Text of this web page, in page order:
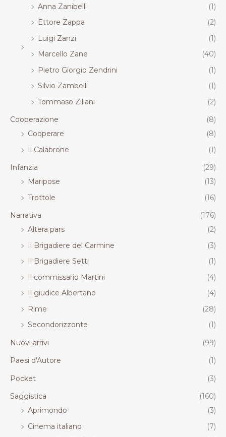
Anna Zanibelli
(1)
Ettore Zappa
(2)
Luigi Zanzi
(1)
Marcello Zane
(40)
Pietro Giorgio Zendrini
(1)
Silvio Zambelli
(1)
Tommaso Ziliani
(2)
Cooperazione
(8)
Cooperare
(8)
Il Calabrone
(1)
Infanzia
(29)
Maripose
(13)
Trottole
(16)
Narrativa
(176)
Altera pars
(2)
Il Brigadiere del Carmine
(3)
Il Brigadiere Setti
(1)
Il commissario Martini
(4)
Il giudice Albertano
(4)
Rime
(28)
Secondorizzonte
(1)
Nuovi arrivi
(99)
Paesi d'Autore
(1)
Pocket
(3)
Saggistica
(160)
Aprimondo
(3)
Cinema italiano
(7)